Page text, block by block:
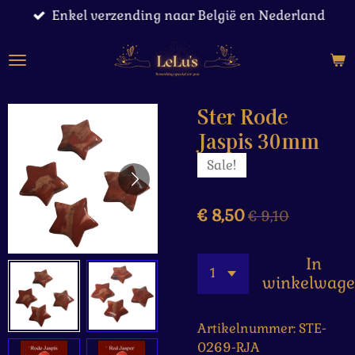
naar
Enkel verzending naar België en Nederland
Ster Rode
Jaspis 30mm
Sale!
€ 8,50€ 9,10
In
Artikelnummer:STE-
0269-RJA